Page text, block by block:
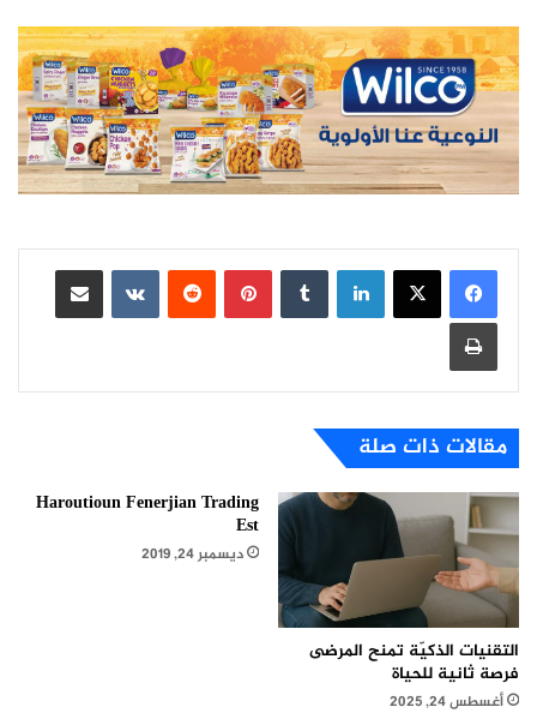
لينكدإن بينتيريست
مشاركة عبر البريد
طباعة
مقالات ذات صلة
التقنيات الذكيّة تمنح المرضى
فرصة ثانية للحياة
أغسطس 24, 2025
Haroutioun Fenerjian Trading
Est
ديسمبر 24, 2019